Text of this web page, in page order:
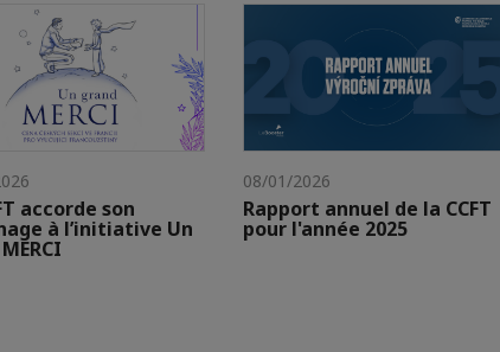
accorde son
à l’initiative Un
08/01/2026
Rapport annuel de la CCFT
pour l'année 2025